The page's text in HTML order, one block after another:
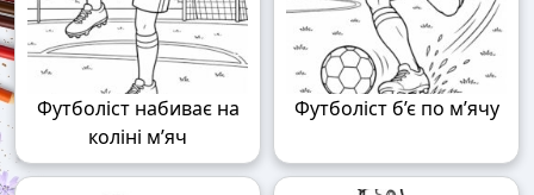
Футболіст набиває на
коліні м’яч
Футболіст б’є по м’ячу